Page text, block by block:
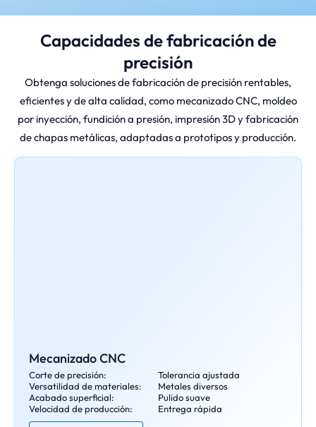
Capacidades de fabricación de
precisión
Obtenga soluciones de fabricación de precisión rentables,
eficientes y de alta calidad, como mecanizado CNC, moldeo
por inyección, fundición a presión, impresión 3D y fabricación
de chapas metálicas, adaptadas a prototipos y producción.
Mecanizado CNC
Corte de precisión:
Tolerancia ajustada
Versatilidad de materiales:
Metales diversos
Acabado superficial:
Pulido suave
Velocidad de producción:
Entrega rápida